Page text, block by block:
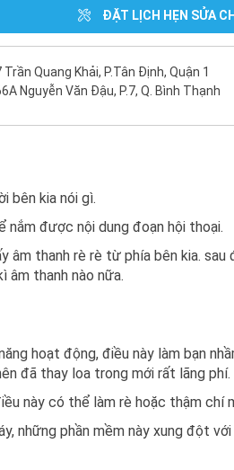
ĐẶT LỊCH HẸN SỬA
Trần Quang Khải, P.Tân Định, Quận 1
Nguyễn Văn Đậu, P.7, Q. Bình Thạnh
bên kia nói gì.
nắm được nội dung đoạn hội thoại.
thanh rè rè từ phía bên kia. sau
âm thanh nào nữa.
hoạt động, điều này làm bạn
đã thay loa trong mới rất lãng phí.
này có thể làm rè hoặc thậm chí
những phần mềm này xung đột với